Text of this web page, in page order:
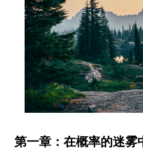
第一章：在概率的迷雾